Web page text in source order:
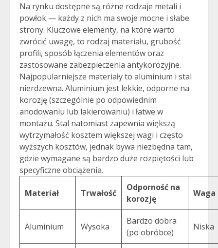
Na rynku dostępne są różne rodzaje metali i
powłok — każdy z nich ma swoje mocne i słabe
strony. Kluczowe elementy, na które warto
zwrócić uwagę, to rodzaj materiału, grubość
profili, sposób łączenia elementów oraz
zastosowane zabezpieczenia antykorozyjne.
Najpopularniejsze materiały to aluminium i stal
nierdzewna. Aluminium jest lekkie, odporne na
korozję (szczególnie po odpowiednim
anodowaniu lub lakierowaniu) i łatwe w
montażu. Stal natomiast zapewnia większą
wytrzymałość kosztem większej wagi i często
wyższych kosztów, jednak bywa niezbędna tam,
gdzie wymagane są bardzo duże rozpiętości lub
specyficzne obciążenia.
Materiał Trwałość
Odporność na
korozję
Waga
Aluminium Wysoka
Bardzo dobra
(po obróbce)
Niska